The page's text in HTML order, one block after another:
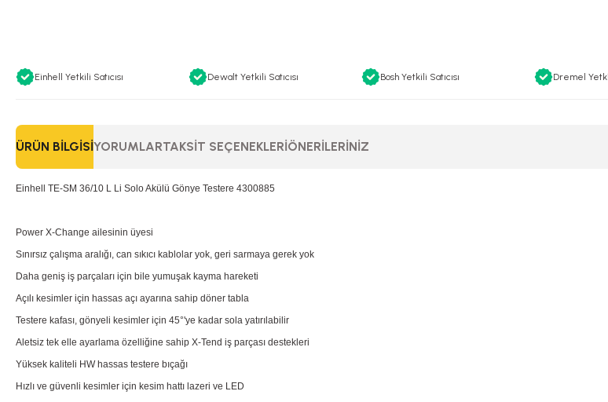
Einhell Yetkili Satıcısı Dewalt Yetkili Satıcısı Bosh Yetkili Satıcısı Dremel
ÜRÜN BILGISIYORUMLARTAKSIT SEÇENEKLERIÖNERILERINIZ
Einhell TE-SM 36/10 L Li Solo Akülü Gönye Testere 4300885
Power X-Change ailesinin üyesi
Sınırsız çalışma aralığı, can sıkıcı kablolar yok, geri sarmaya gerek yok
Daha geniş iş parçaları için bile yumuşak kayma hareketi
Açılı kesimler için hassas açı ayarına sahip döner tabla
Testere kafası, gönyeli kesimler için 45°'ye kadar sola yatırılabilir
Aletsiz tek elle ayarlama özelliğine sahip X-Tend iş parçası destekleri
Yüksek kaliteli HW hassas testere bıçağı
Hızlı ve güvenli kesimler için kesim hattı lazeri ve LED